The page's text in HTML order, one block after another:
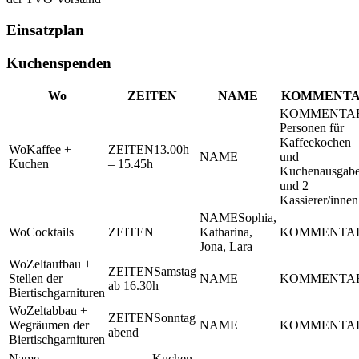
Einsatzplan
Kuchenspenden
Wo ZEITEN NAME
Kaffee +
Kuchen
13.00h
– 15.45h
Personen für
Kaffeekochen
und
und 2
Kassierer/innen
Cocktails
Sophia,
Katharina,
Jona, Lara
Zeltaufbau +
Stellen der
Biertischgarnituren
Samstag
ab 16.30h
Zeltabbau +
Wegräumen der
Biertischgarnituren
Sonntag
abend